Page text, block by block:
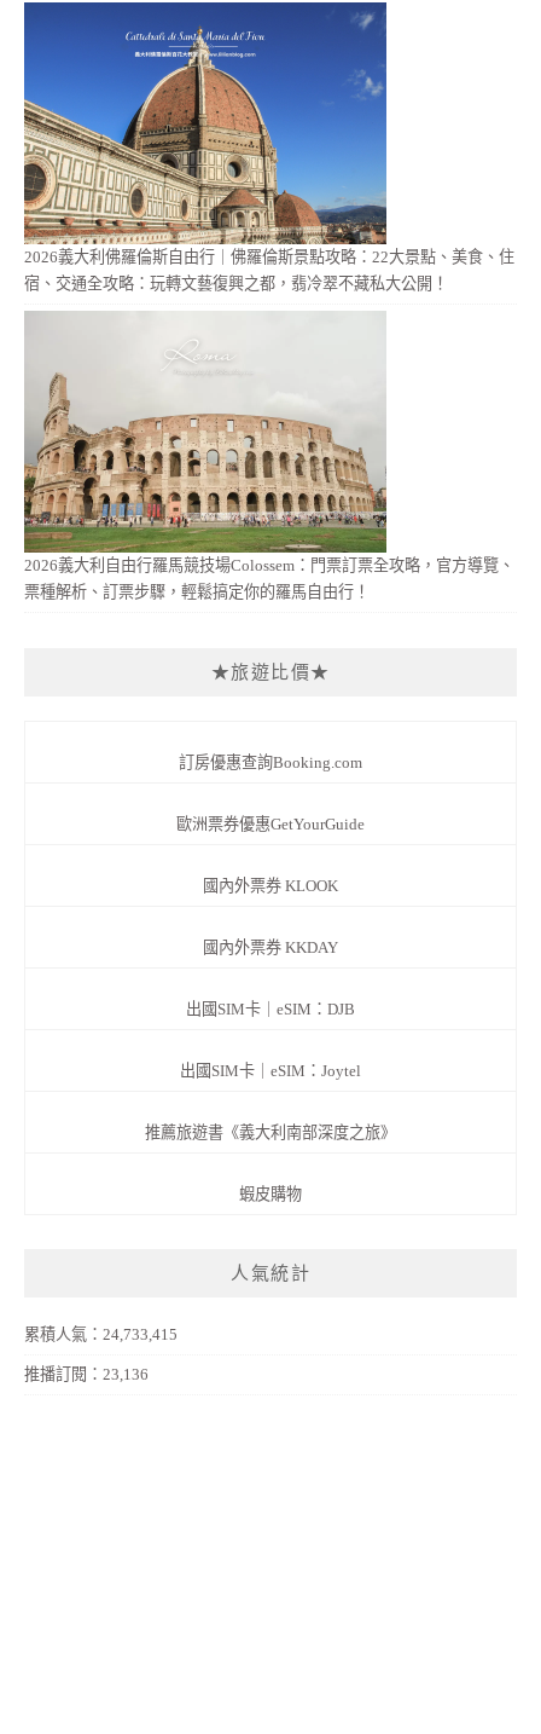
2026義大利佛羅倫斯自由行｜佛羅倫斯景點攻略：22大景點、美食、住
宿、交通全攻略：玩轉文藝復興之都，翡冷翠不藏私大公開！
2026義大利自由行羅馬競技場Colossem：門票訂票全攻略，官方導覽、
票種解析、訂票步驟，輕鬆搞定你的羅馬自由行！
★旅遊比價★
訂房優惠查詢Booking.com
歐洲票券優惠GetYourGuide
國內外票券 KLOOK
國內外票券 KKDAY
出國SIM卡｜eSIM：DJB
出國SIM卡｜eSIM：Joytel
推薦旅遊書《義大利南部深度之旅》
蝦皮購物
人氣統計
累積人氣：24,733,415
推播訂閱：23,136